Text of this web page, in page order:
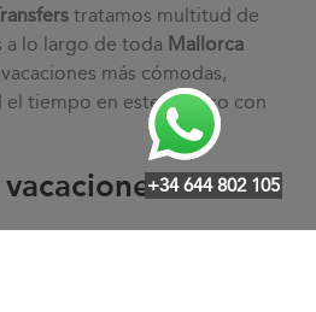
+34 644 802 105
tratamos multitud de
a lo largo de toda Mallorca
más cómodas,
tiempo en este paraíso con
en